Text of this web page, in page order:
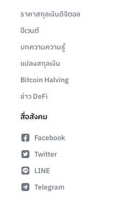
ราคาสกุลเงินดิจิตอล
อีเวนต์
บทความความรู้
แปลงสกุลเงิน
Bitcoin Halving
ข่าว DeFi
สื่อสังคม
Facebook
Twitter
LINE
Telegram